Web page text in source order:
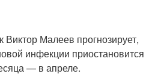
Виктор Малеев прогнозирует,
инфекции приостановится
— в апреле.